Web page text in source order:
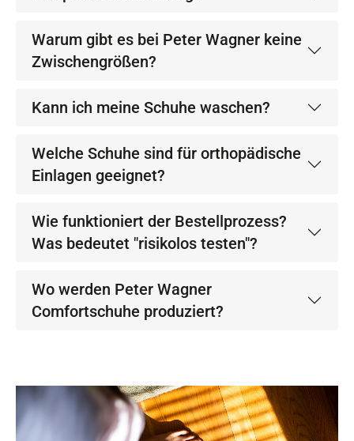
Warum gibt es bei Peter Wagner keine
Zwischengrößen?
Kann ich meine Schuhe waschen?
Welche Schuhe sind für orthopädische
Einlagen geeignet?
Wie funktioniert der Bestellprozess?
Was bedeutet "risikolos testen"?
Wo werden Peter Wagner
Comfortschuhe produziert?